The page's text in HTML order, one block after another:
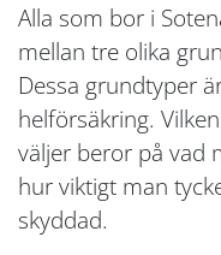
Alla som bor i
mellan tre olika
Dessa grundtyper
helförsäkring.
väljer beror på vad
hur viktigt man
skyddad.